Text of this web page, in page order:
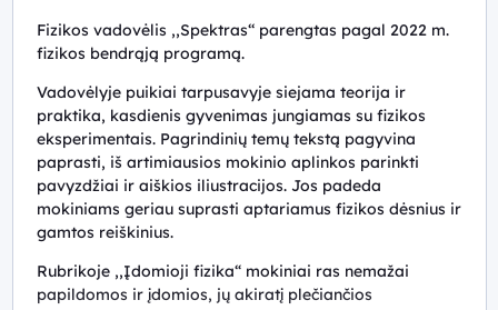
Fizikos vadovėlis ,,Spektras‘‘ parengtas pagal 2022 m.
fizikos bendrąją programą.
Vadovėlyje puikiai tarpusavyje siejama teorija ir
praktika, kasdienis gyvenimas jungiamas su fizikos
eksperimentais. Pagrindinių temų tekstą pagyvina
paprasti, iš artimiausios mokinio aplinkos parinkti
pavyzdžiai ir aiškios iliustracijos. Jos padeda
mokiniams geriau suprasti aptariamus fizikos dėsnius ir
gamtos reiškinius.
Rubrikoje ,,Įdomioji fizika“ mokiniai ras nemažai
papildomos ir įdomios, jų akiratį plečiančios